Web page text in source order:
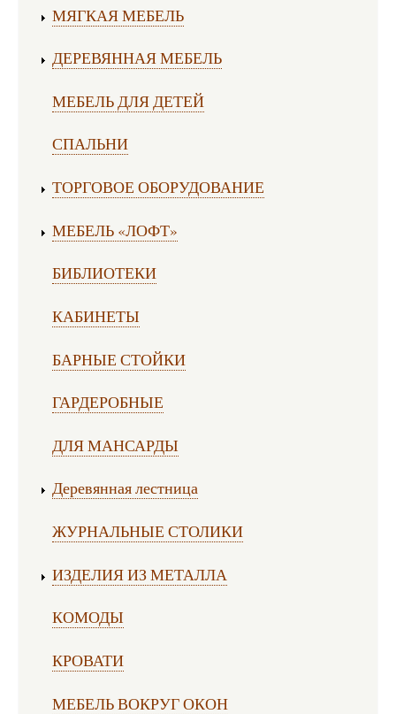
МЯГКАЯ МЕБЕЛЬ
ДЕРЕВЯННАЯ МЕБЕЛЬ
МЕБЕЛЬ ДЛЯ ДЕТЕЙ
СПАЛЬНИ
ТОРГОВОЕ ОБОРУДОВАНИЕ
МЕБЕЛЬ «ЛОФТ»
БИБЛИОТЕКИ
КАБИНЕТЫ
БАРНЫЕ СТОЙКИ
ГАРДЕРОБНЫЕ
ДЛЯ МАНСАРДЫ
Деревянная лестница
ЖУРНАЛЬНЫЕ СТОЛИКИ
ИЗДЕЛИЯ ИЗ МЕТАЛЛА
КОМОДЫ
КРОВАТИ
МЕБЕЛЬ ВОКРУГ ОКОН